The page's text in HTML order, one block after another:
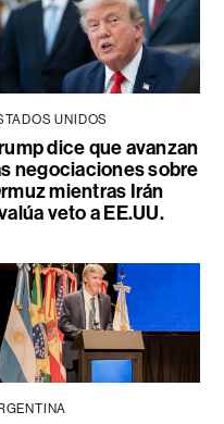
UNIDOS
dice que avanzan
negociaciones sobre
mientras Irán
veto a EE.UU.